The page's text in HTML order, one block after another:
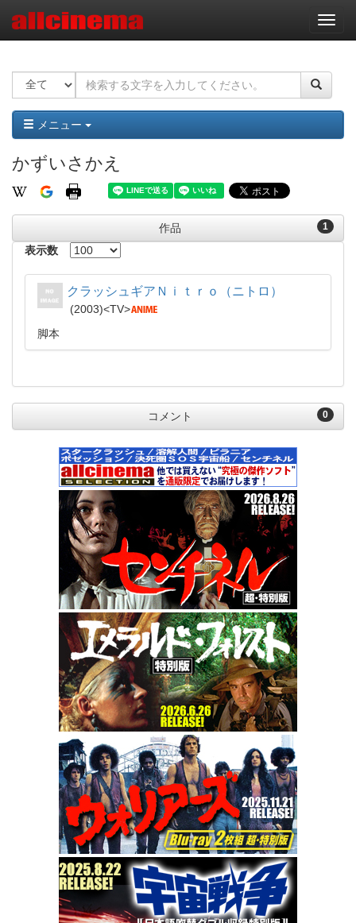
ナ
ビ
ー
ョ
ン
メニュー
かずいさかえ
1
作品
表示数
クラッシュギアＮｉｔｒｏ（ニトロ）
2003
TV
脚本
0
コメント